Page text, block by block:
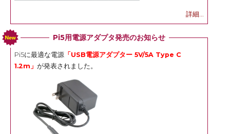
詳細...
Pi5用電源アダプタ発売のお知らせ
Pi5に最適な電源 「USB電源アダプター 5V/5A Type C
1.2m」 が発表されました。